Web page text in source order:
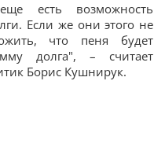
есть возможность
Если же они этого не
что пеня будет
долга", – считает
Борис Кушнирук.